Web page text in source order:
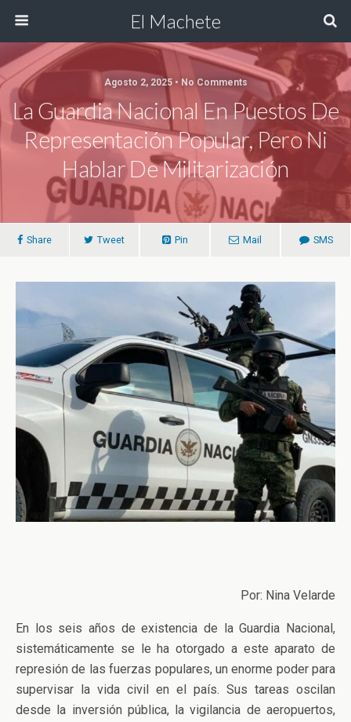
El Machete
Agosto 2, 2025 • No Comments
La Guardia Nacional En Puestos De
Representación Popular, Pero Ni
Hablar De Militarización
Share Tweet Pin Mail SMS
Por: Nina Velarde
En los seis años de existencia de la Guardia Nacional,
sistemáticamente se le ha otorgado a este aparato de
represión de las fuerzas populares, un enorme poder para
supervisar la vida civil en el país. Sus tareas oscilan
desde la inversión pública, la vigilancia de aeropuertos,